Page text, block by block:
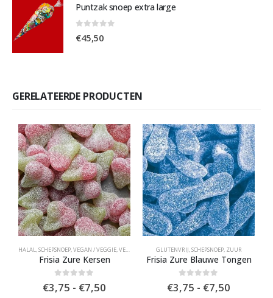
Puntzak snoep extra large
€45,50
GERELATEERDE PRODUCTEN
HALAL,SCHEPSNOEP,VEGAN / VEGGIE,VEGAN SCHEPSNOEP ,ZUUR
Frisia Zure Kersen
0out of 5
€3,75 - €7,50
GLUTENVRIJ,SCHEPSNOEP, ZUUR
Frisia Zure Blauwe Tongen
0out of 5
€3,75 - €7,50